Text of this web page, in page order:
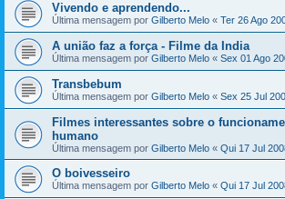
Vivendo e aprendendo...
Última mensagem por Gilberto Melo « Ter 26 Ago
A união faz a força - Filme da India
Última mensagem por Gilberto Melo « Sex 01 Ago
Transbebum
Última mensagem por Gilberto Melo « Sex 25 Jul
Filmes interessantes sobre o
humano
Última mensagem por Gilberto Melo « Qui 17 Jul
O boivesseiro
Última mensagem por Gilberto Melo « Qui 17 Jul